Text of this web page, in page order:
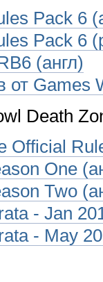
Pack 6
Pack 6
(англ)
от Games
Death
Official
One
Two
- Jan
- May